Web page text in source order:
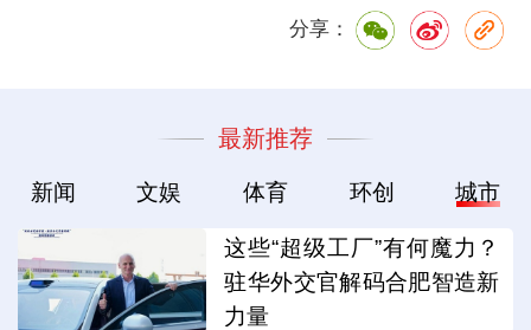
分享：
最新推荐
新闻 文娱 体育 环创 城市
这些“超级工厂”有何魔力？
驻华外交官解码合肥智造新
力量